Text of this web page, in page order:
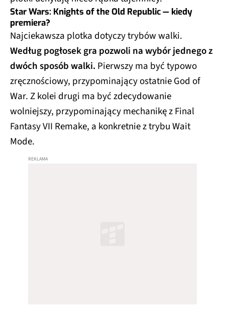
Star Wars: Knights of the Old Republic — kiedy
premiera?
Najciekawsza plotka dotyczy trybów walki.
Według pogłosek gra pozwoli na wybór jednego z
dwóch sposób walki. Pierwszy ma być typowo
zręcznościowy, przypominający ostatnie God of
War. Z kolei drugi ma być zdecydowanie
wolniejszy, przypominający mechanikę z Final
Fantasy VII Remake, a konkretnie z trybu Wait
Mode.